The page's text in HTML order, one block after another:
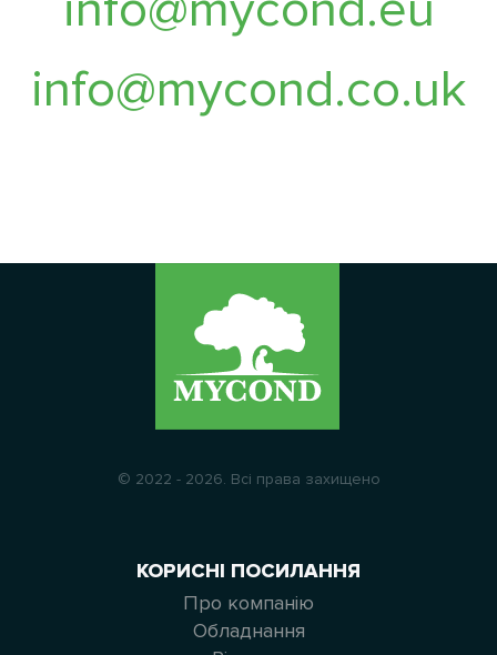
info@mycond.co.uk
© 2022 - 2026. Всі права захищено
КОРИСНІ ПОСИЛАННЯ
Про компанію
Обладнання